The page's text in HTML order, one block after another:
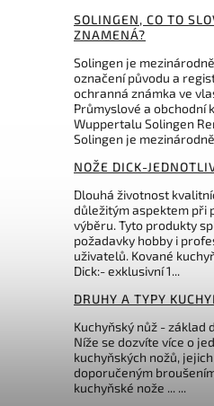
SOLINGEN, CO TO
ZNAMENÁ?
Solingen je
označení původu a
ochranná známka ve
Průmyslové a obchodní
Wuppertalu Solingen
Solingen je
NOŽE DICK-
Dlouhá životnost
důležitým aspektem při
výběru. Tyto produkty
požadavky hobby i
uživatelů. Kované
Dick:- exklusivní 1...
DRUHY A TYPY
Kuchyňský nůž - základ
Níže se dozvíte více o
kuchyňských nožů,
doporučeným
kuchyňské nože ... ...
Burgvogel
OLIVA
2 582
Do